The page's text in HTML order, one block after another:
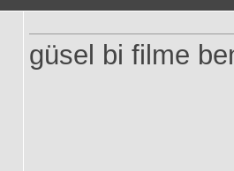
güsel bi filme